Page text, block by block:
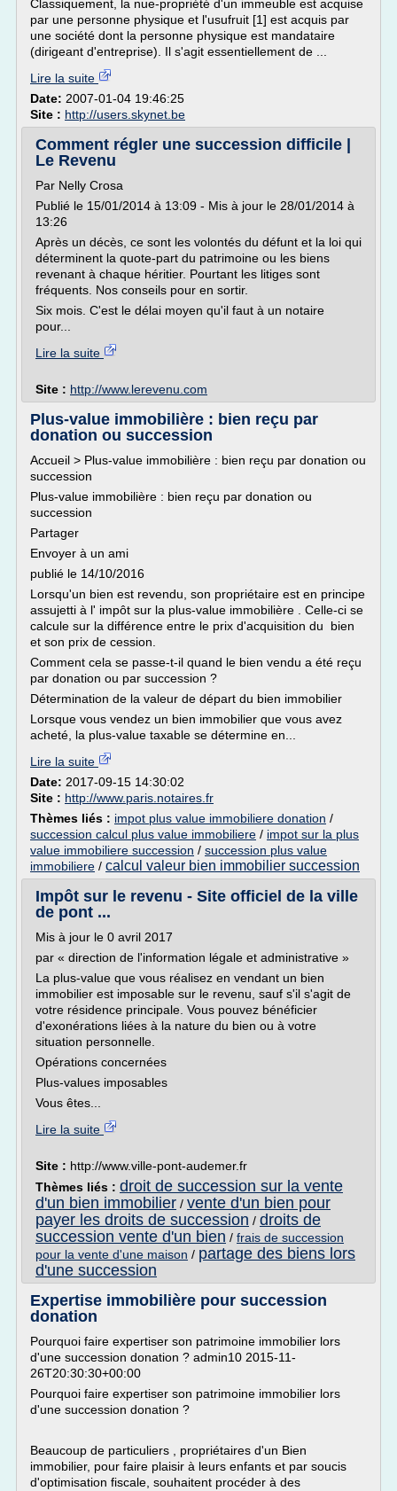
Classiquement, la nue-propriété d'un immeuble est acquise
par une personne physique et l'usufruit [1] est acquis par
une société dont la personne physique est mandataire
(dirigeant d'entreprise). Il s'agit essentiellement de ...
Lire la suite
Date: 2007-01-04 19:46:25
Site : http://users.skynet.be
Comment régler une succession difficile |
Le Revenu
Par Nelly Crosa
Publié le 15/01/2014 à 13:09 - Mis à jour le 28/01/2014 à
13:26
Après un décès, ce sont les volontés du défunt et la loi qui
déterminent la quote-part du patrimoine ou les biens
revenant à chaque héritier. Pourtant les litiges sont
fréquents. Nos conseils pour en sortir.
Six mois. C'est le délai moyen qu'il faut à un notaire
pour...
Lire la suite
Site : http://www.lerevenu.com
Plus-value immobilière : bien reçu par
donation ou succession
Accueil > Plus-value immobilière : bien reçu par donation ou
succession
Plus-value immobilière : bien reçu par donation ou
succession
Partager
Envoyer à un ami
publié le 14/10/2016
Lorsqu'un bien est revendu, son propriétaire est en principe
assujetti à l' impôt sur la plus-value immobilière . Celle-ci se
calcule sur la différence entre le prix d'acquisition du bien
et son prix de cession.
Comment cela se passe-t-il quand le bien vendu a été reçu
par donation ou par succession ?
Détermination de la valeur de départ du bien immobilier
Lorsque vous vendez un bien immobilier que vous avez
acheté, la plus-value taxable se détermine en...
Lire la suite
Date: 2017-09-15 14:30:02
Site : http://www.paris.notaires.fr
Thèmes liés : impot plus value immobiliere donation /
succession calcul plus value immobiliere / impot sur la plus
value immobiliere succession / succession plus value
immobiliere / calcul valeur bien immobilier succession
Impôt sur le revenu - Site officiel de la ville
de pont ...
Mis à jour le 0 avril 2017
par « direction de l'information légale et administrative »
La plus-value que vous réalisez en vendant un bien
immobilier est imposable sur le revenu, sauf s'il s'agit de
votre résidence principale. Vous pouvez bénéficier
d'exonérations liées à la nature du bien ou à votre
situation personnelle.
Opérations concernées
Plus-values imposables
Vous êtes...
Lire la suite
Site : http://www.ville-pont-audemer.fr
Thèmes liés : droit de succession sur la vente
d'un bien immobilier / vente d'un bien pour
payer les droits de succession / droits de
succession vente d'un bien / frais de succession
pour la vente d'une maison / partage des biens lors
d'une succession
Expertise immobilière pour succession
donation
Pourquoi faire expertiser son patrimoine immobilier lors
d'une succession donation ? admin10 2015-11-
26T20:30:30+00:00
Pourquoi faire expertiser son patrimoine immobilier lors
d'une succession donation ?
Beaucoup de particuliers , propriétaires d'un Bien
immobilier, pour faire plaisir à leurs enfants et par soucis
d'optimisation fiscale, souhaitent procéder à des